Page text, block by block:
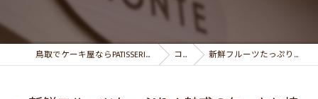
鳥取でケーキ屋ならPATISSERIE MONTE パティスリーモンテ コラム 新鮮フルーツたっぷり！魅惑のケーキと焼菓子